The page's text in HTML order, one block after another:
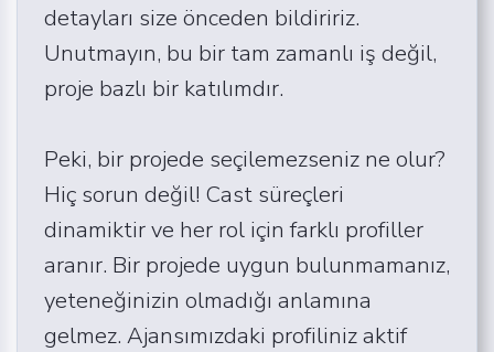
detayları size önceden bildiririz.
Unutmayın, bu bir tam zamanlı iş değil,
proje bazlı bir katılımdır.
Peki, bir projede seçilemezseniz ne olur?
Hiç sorun değil! Cast süreçleri
dinamiktir ve her rol için farklı profiller
aranır. Bir projede uygun bulunmamanız,
yeteneğinizin olmadığı anlamına
gelmez. Ajansımızdaki profiliniz aktif